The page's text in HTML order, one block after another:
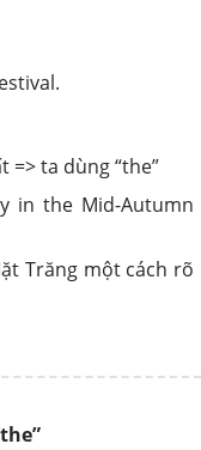
=> ta dùng “the”
in the Mid-Autumn
Trăng một cách rõ